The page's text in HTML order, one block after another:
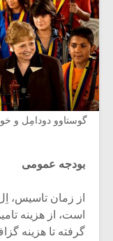
گوستاوو دودامِل و
بودجه عمومی
از زمان تاسیس،
است، از هزینه
گرفته تا هزینه